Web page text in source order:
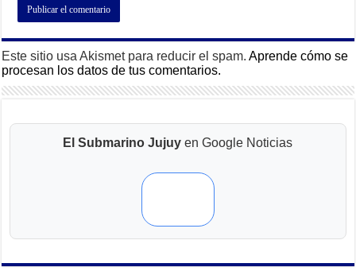
Este sitio usa Akismet para reducir el spam.Aprende cómo se
procesan los datos de tus comentarios.
El Submarino Jujuy en Google Noticias